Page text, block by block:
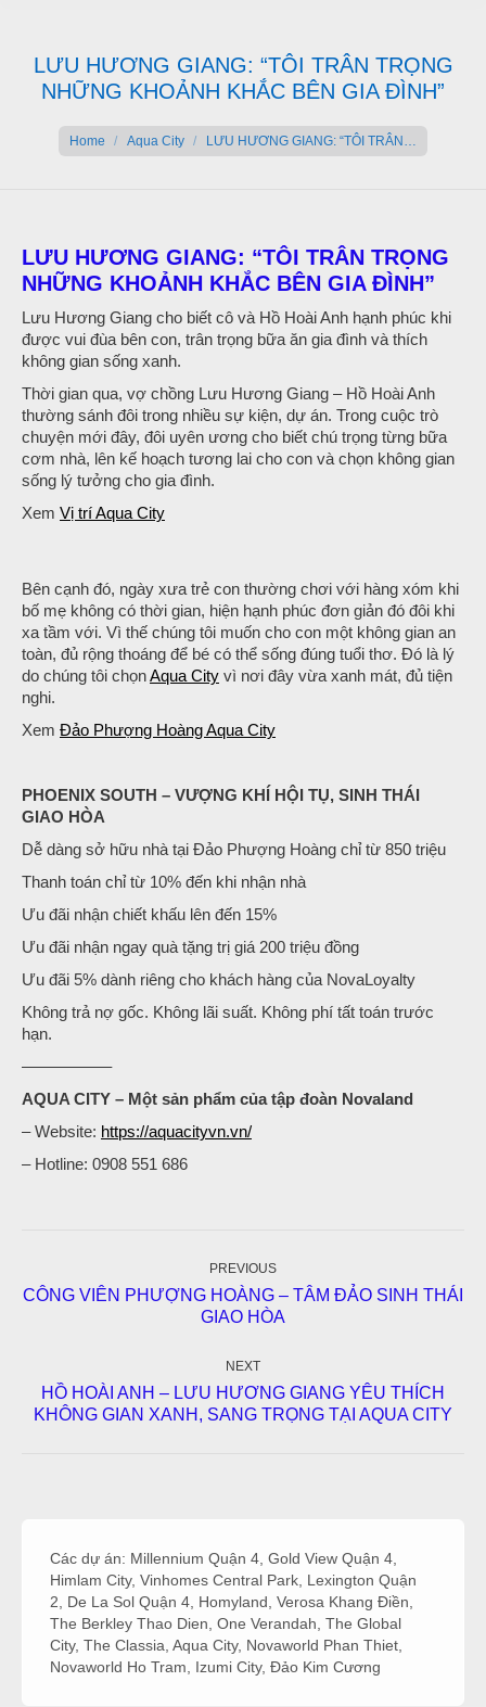
LƯU HƯƠNG GIANG: “TÔI TRÂN TRỌNG
NHỮNG KHOẢNH KHẮC BÊN GIA ĐÌNH”
Home Aqua City LƯU HƯƠNG GIANG: “TÔI TRÂN…
LƯU HƯƠNG GIANG: “TÔI TRÂN TRỌNG
NHỮNG KHOẢNH KHẮC BÊN GIA ĐÌNH”
Lưu Hương Giang cho biết cô và Hồ Hoài Anh hạnh phúc khi
được vui đùa bên con, trân trọng bữa ăn gia đình và thích
không gian sống xanh.
Thời gian qua, vợ chồng Lưu Hương Giang – Hồ Hoài Anh
thường sánh đôi trong nhiều sự kiện, dự án. Trong cuộc trò
chuyện mới đây, đôi uyên ương cho biết chú trọng từng bữa
cơm nhà, lên kế hoạch tương lai cho con và chọn không gian
sống lý tưởng cho gia đình.
Xem Vị trí Aqua City
Bên cạnh đó, ngày xưa trẻ con thường chơi với hàng xóm khi
bố mẹ không có thời gian, hiện hạnh phúc đơn giản đó đôi khi
xa tầm với. Vì thế chúng tôi muốn cho con một không gian an
toàn, đủ rộng thoáng để bé có thể sống đúng tuổi thơ. Đó là lý
do chúng tôi chọnAqua City vì nơi đây vừa xanh mát, đủ tiện
nghi.
Xem Đảo Phượng Hoàng Aqua City
PHOENIX SOUTH – VƯỢNG KHÍ HỘI TỤ, SINH THÁI
GIAO HÒA
Dễ dàng sở hữu nhà tại Đảo Phượng Hoàng chỉ từ 850 triệu
Thanh toán chỉ từ 10% đến khi nhận nhà
Ưu đãi nhận chiết khấu lên đến 15%
Ưu đãi nhận ngay quà tặng trị giá 200 triệu đồng
Ưu đãi 5% dành riêng cho khách hàng của NovaLoyalty
Không trả nợ gốc. Không lãi suất. Không phí tất toán trước
hạn.
—————–
AQUA CITY – Một sản phẩm của tập đoàn Novaland
– Website: https://aquacityvn.vn/
– Hotline: 0908 551 686
PREVIOUS
Previous
post:
CÔNG VIÊN PHƯỢNG HOÀNG – TÂM ĐẢO SINH THÁI
GIAO HÒA
NEXT
Next
post:
HỒ HOÀI ANH – LƯU HƯƠNG GIANG YÊU THÍCH
KHÔNG GIAN XANH, SANG TRỌNG TẠI AQUA CITY
Các dự án: Millennium Quận 4 Gold View Quận 4
Himlam City, Vinhomes Central Park Lexington Quận
2
De La Sol Quận 4 Homyland Verosa Khang Điền
The Berkley Thao Dien One Verandah The Global
City, The Classia Aqua City, Novaworld Phan Thiet
Novaworld Ho Tram
Izumi City, Đảo Kim Cương